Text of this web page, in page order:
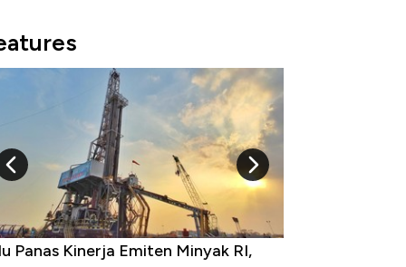
10 Provinsi dengan Tingkat